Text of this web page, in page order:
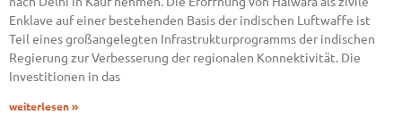
Enklave auf einer bestehenden Basis der indischen Luftwaffe ist
Teil eines großangelegten Infrastrukturprogramms der indischen
Regierung zur Verbesserung der regionalen Konnektivität. Die
Investitionen in das
weiterlesen »